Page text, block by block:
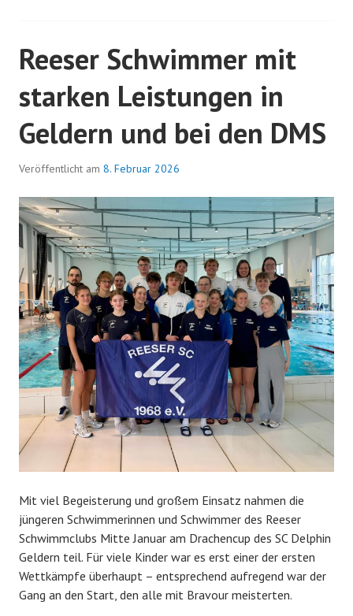
DUISBURG
Reeser Schwimmer mit
starken Leistungen in
Geldern und bei den DMS
Veröffentlicht am 8. Februar 2026
Mit viel Begeisterung und großem Einsatz nahmen die
jüngeren Schwimmerinnen und Schwimmer des Reeser
Schwimmclubs Mitte Januar am Drachencup des SC Delphin
Geldern teil. Für viele Kinder war es erst einer der ersten
Wettkämpfe überhaupt – entsprechend aufregend war der
Gang an den Start, den alle mit Bravour meisterten.